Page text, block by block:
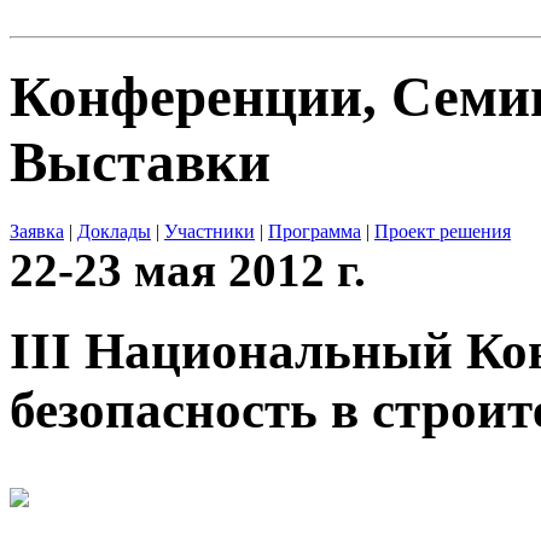
Конференции,
Выставки
Заявка | Доклады | Участники | Программа | Проект решения
22-23 мая 2012 г.
III Национальный
безопасность в